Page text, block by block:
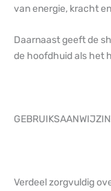
van energie, kracht
Daarnaast geeft de
de hoofdhuid als het
Verdeel zorgvuldig